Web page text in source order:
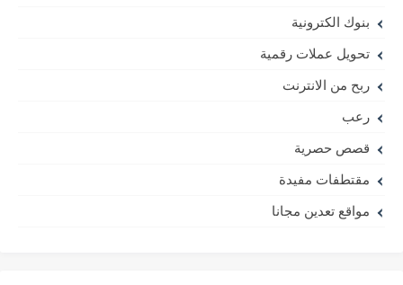
بنوك الكترونية
تحويل عملات رقمية
ربح من الانترنت
رعب
قصص حصرية
مقتطفات مفيدة
مواقع تعدين مجانا